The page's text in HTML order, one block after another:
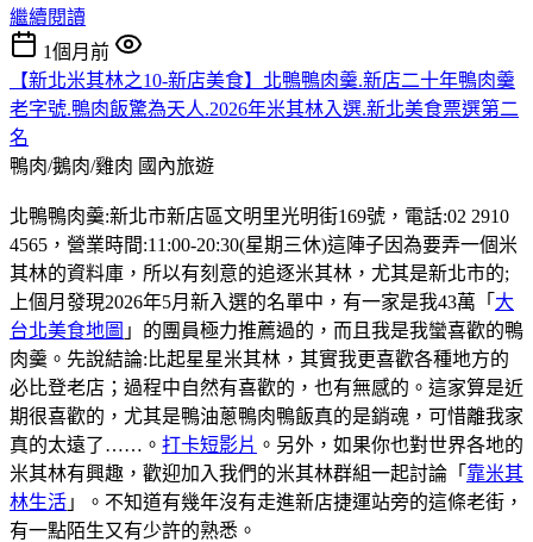
繼續閱讀
1個月前
【新北米其林之10-新店美食】北鴨鴨肉羹.新店二十年鴨肉羹
老字號.鴨肉飯驚為天人.2026年米其林入選.新北美食票選第二
名
鴨肉/鵝肉/雞肉 國內旅遊
北鴨鴨肉羹:新北市新店區文明里光明街169號，電話:02 2910
4565，營業時間:11:00-20:30(星期三休)這陣子因為要弄一個米
其林的資料庫，所以有刻意的追逐米其林，尤其是新北市的;
上個月發現2026年5月新入選的名單中，有一家是我43萬「 大
台北美食地圖 」的團員極力推薦過的，而且我是我蠻喜歡的鴨
肉羹。先說結論:比起星星米其林，其實我更喜歡各種地方的
必比登老店；過程中自然有喜歡的，也有無感的。這家算是近
期很喜歡的，尤其是鴨油蔥鴨肉鴨飯真的是銷魂，可惜離我家
真的太遠了……。 打卡短影片 。另外，如果你也對世界各地的
米其林有興趣，歡迎加入我們的米其林群組一起討論「 靠米其
林生活 」。不知道有幾年沒有走進新店捷運站旁的這條老街，
有一點陌生又有少許的熟悉。